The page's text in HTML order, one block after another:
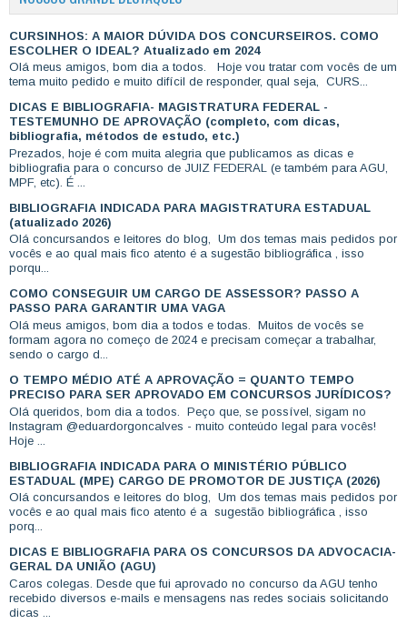
CURSINHOS: A MAIOR DÚVIDA DOS CONCURSEIROS. COMO
ESCOLHER O IDEAL? Atualizado em 2024
Olá meus amigos, bom dia a todos. Hoje vou tratar com vocês de um
tema muito pedido e muito difícil de responder, qual seja, CURS...
DICAS E BIBLIOGRAFIA- MAGISTRATURA FEDERAL -
TESTEMUNHO DE APROVAÇÃO (completo, com dicas,
bibliografia, métodos de estudo, etc.)
Prezados, hoje é com muita alegria que publicamos as dicas e
bibliografia para o concurso de JUIZ FEDERAL (e também para AGU,
MPF, etc). É ...
BIBLIOGRAFIA INDICADA PARA MAGISTRATURA ESTADUAL
(atualizado 2026)
Olá concursandos e leitores do blog, Um dos temas mais pedidos por
vocês e ao qual mais fico atento é a sugestão bibliográfica , isso
porqu...
COMO CONSEGUIR UM CARGO DE ASSESSOR? PASSO A
PASSO PARA GARANTIR UMA VAGA
Olá meus amigos, bom dia a todos e todas. Muitos de vocês se
formam agora no começo de 2024 e precisam começar a trabalhar,
sendo o cargo d...
O TEMPO MÉDIO ATÉ A APROVAÇÃO = QUANTO TEMPO
PRECISO PARA SER APROVADO EM CONCURSOS JURÍDICOS?
Olá queridos, bom dia a todos. Peço que, se possível, sigam no
Instagram @eduardorgoncalves - muito conteúdo legal para vocês!
Hoje ...
BIBLIOGRAFIA INDICADA PARA O MINISTÉRIO PÚBLICO
ESTADUAL (MPE) CARGO DE PROMOTOR DE JUSTIÇA (2026)
Olá concursandos e leitores do blog, Um dos temas mais pedidos por
vocês e ao qual mais fico atento é a sugestão bibliográfica , isso
porq...
DICAS E BIBLIOGRAFIA PARA OS CONCURSOS DA ADVOCACIA-
GERAL DA UNIÃO (AGU)
Caros colegas. Desde que fui aprovado no concurso da AGU tenho
recebido diversos e-mails e mensagens nas redes sociais solicitando
dicas ...